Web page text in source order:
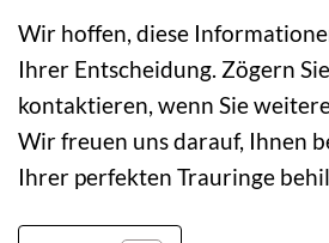
Wir hoffen, diese
Ihrer Entscheidung. Zögern
kontaktieren, wenn Sie
Wir freuen uns darauf, Ihnen
Ihrer perfekten Trauringe